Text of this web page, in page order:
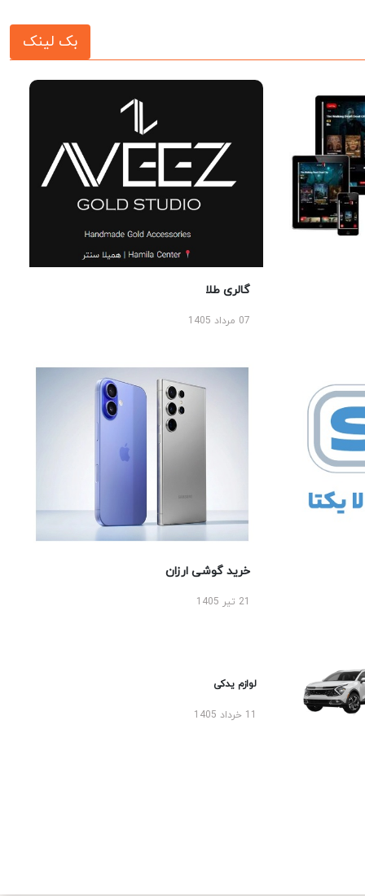
بک لینک
گالری طلا
07 مرداد 1405
خرید گوشی ارزان
لوازم یدکی